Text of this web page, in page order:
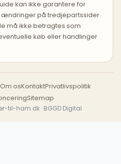
kan ikke garantere for
ændringer på tredjepartssider.
må ikke betragtes som
køb eller handlinger
Om osKontaktPrivatlivspolitik
Sitemap
til-ham.dk · BGGD Digital